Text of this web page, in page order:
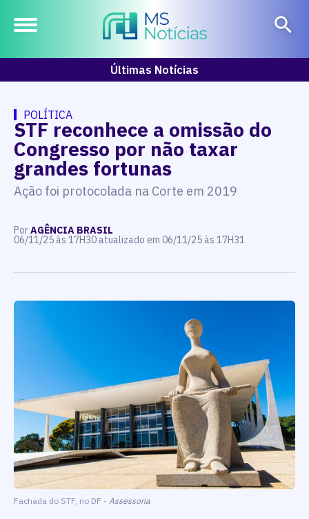
Últimas Notícias
POLÍTICA
STF reconhece a omissão do
Congresso por não taxar
grandes fortunas
Ação foi protocolada na Corte em 2019
PorAGÊNCIA BRASIL
06/11/25 às 17H30 atualizado em 06/11/25 às 17H31
Fachada do STF, no DF - Assessoria